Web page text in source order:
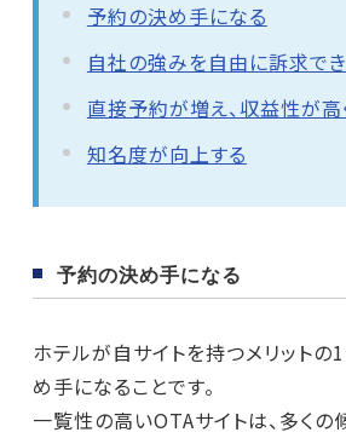
予約の決め手になる
自社の強みを自由に訴求で
直接予約が増え、収益性が高
知名度が向上する
予約の決め手になる
ホテルが自サイトを持つメリットの
め手になることです。
一覧性の高いOTAサイトは、多く